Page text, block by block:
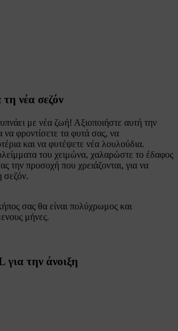
τη νέα σεζόν
με νέα ζωή! Αξιοποιήστε αυτή την
να φροντίσετε τα φυτά σας, να
και να φυτέψετε νέα λουλούδια.
του χειμώνα, χαλαρώστε το έδαφος
την προσοχή που χρειάζονται, για να
σεζόν.
σας θα είναι πολύχρωμος και
μήνες.
την άνοιξη